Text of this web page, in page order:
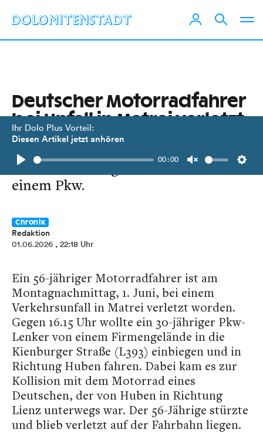
Ihr Dolo Plus Vorteil:
Diesen Artikel jetzt anhören
Play
00:00
Unmute
Deutscher Motorradfahrer
bei Unfall in Matrei verletzt
Der Mann war auf der Kienburger
Straße unterwegs und kollidierte mit
einem Pkw.
Chronik
Redaktion
01.06.2026 , 22:18 Uhr
Ein 56-jähriger Motorradfahrer ist am
Montagnachmittag, 1. Juni, bei einem
Verkehrsunfall in Matrei verletzt worden.
Gegen 16.15 Uhr wollte ein 30-jähriger Pkw-
Lenker von einem Firmengelände in die
Kienburger Straße (L393) einbiegen und in
Richtung Huben fahren. Dabei kam es zur
Kollision mit dem Motorrad eines
Deutschen, der von Huben in Richtung
Lienz unterwegs war. Der 56-Jährige stürzte
und blieb verletzt auf der Fahrbahn liegen.